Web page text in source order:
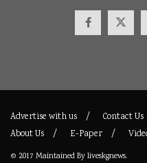
Advertise with us Contact Us
About Us
E-Paper
© 2017 Maintained Byliveskgnews.